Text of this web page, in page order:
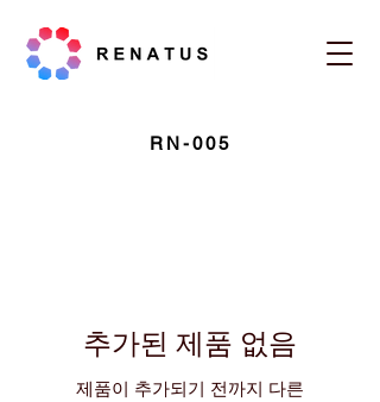
RN-005
추가된 제품 없음
제품이 추가되기 전까지 다른